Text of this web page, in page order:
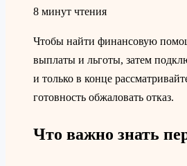
8 минут чтения
Чтобы найти финансовую
выплаты и льготы, затем
и только в конце
готовность обжаловать отказ.
Что важно знать